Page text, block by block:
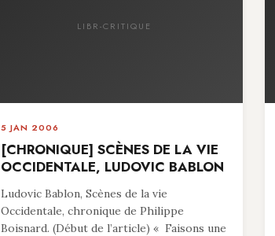
LIBR-CRITIQUE
5 JAN 2006
[CHRONIQUE] SCÈNES DE LA VIE
OCCIDENTALE, LUDOVIC BABLON
Ludovic Bablon, Scènes de la vie
Occidentale, chronique de Philippe
Boisnard. (Début de l’article) « Faisons une